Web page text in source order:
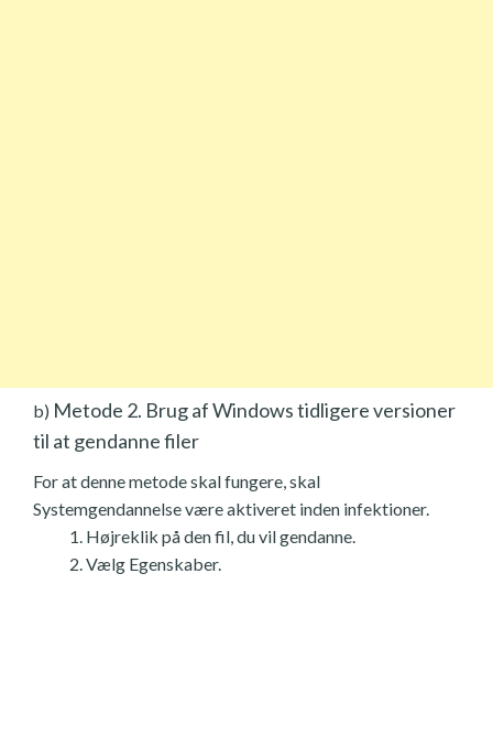
b) Metode 2. Brug af Windows tidligere versioner
til at gendanne filer
For at denne metode skal fungere, skal
Systemgendannelse være aktiveret inden infektioner.
Højreklik på den fil, du vil gendanne.
Vælg Egenskaber.